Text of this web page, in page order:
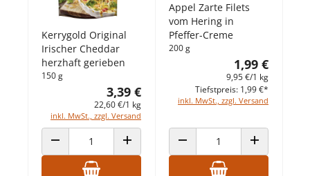
Kerrygold Original
Irischer Cheddar
herzhaft gerieben
150 g
3,39 €
22,60 €/1 kg
inkl. MwSt., zzgl. Versand
ANZAHL VERRINGERNANZAHL ERHÖHEN
Appel Zarte Filets
vom Hering in
Pfeffer-Creme
200 g
1,99 €
9,95 €/1 kg
inkl. MwSt., zzgl. Versand
Tiefstpreis: 1,99 €*
ANZAHL VERRINGERNANZAHL